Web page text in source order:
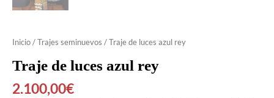
Inicio/Trajes seminuevos / Traje de luces azul rey
Traje de luces azul rey
2.100,00€